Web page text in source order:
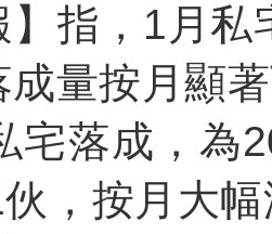
】指，1月
量按月顯
宅落成，為
，按月大